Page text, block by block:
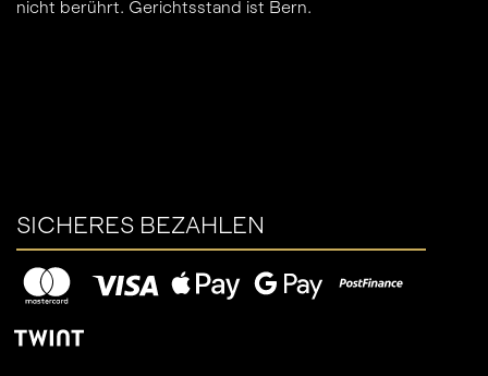
nicht berührt. Gerichtsstand ist Bern.
SICHERES BEZAHLEN